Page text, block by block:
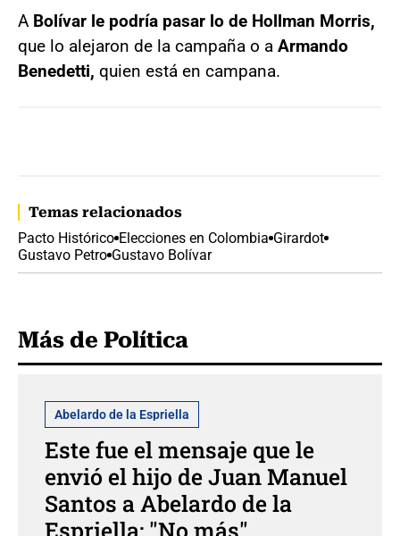
A Bolívar le podría pasar lo de Hollman Morris,
que lo alejaron de la campaña o a Armando
Benedetti, quien está en campana.
Temas relacionados
Pacto Histórico Elecciones en Colombia Girardot
Gustavo Petro Gustavo Bolívar
Más de Política
Abelardo de la Espriella
Este fue el mensaje que le
envió el hijo de Juan Manuel
Santos a Abelardo de la